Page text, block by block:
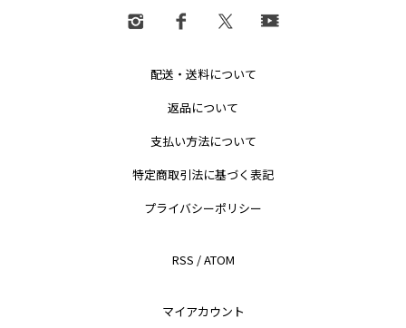
配送・送料について
返品について
支払い方法について
特定商取引法に基づく表記
プライバシーポリシー
RSS /ATOM
マイアカウント